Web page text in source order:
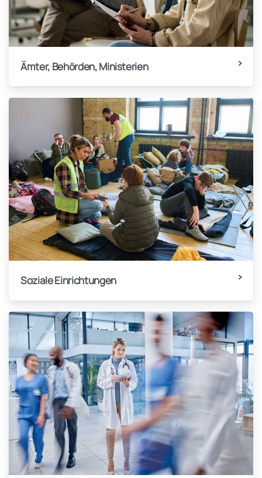
Ämter, Behörden, Ministerien
Soziale Einrichtungen